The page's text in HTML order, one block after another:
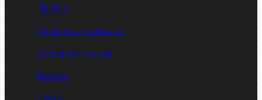
Пробки
Пружины тарельчатые
Стопорные кольца
Такелаж